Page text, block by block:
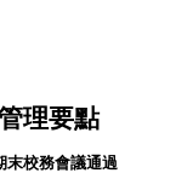
理要點
末校務會議通過